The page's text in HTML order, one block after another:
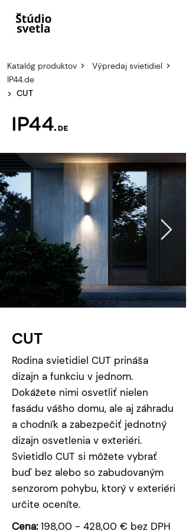
Katalóg produktov
IP44.de
Výpredaj svietidiel
CUT
>
CUT
Rodina svietidiel CUT prináša
dizajn a funkciu v jednom.
Dokážete nimi osvetliť nielen
fasádu vášho domu, ale aj záhradu
a chodník a zabezpečiť jednotný
dizajn osvetlenia v exteriéri.
Svietidlo CUT si môžete vybrať
buď bez alebo so zabudovaným
senzorom pohybu, ktorý v exteriéri
určite oceníte.
Cena:198,00 - 428,00 € bez DPH